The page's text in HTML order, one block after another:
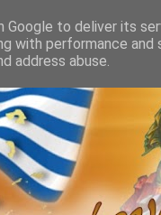
to deliver its
with performance
address abuse.